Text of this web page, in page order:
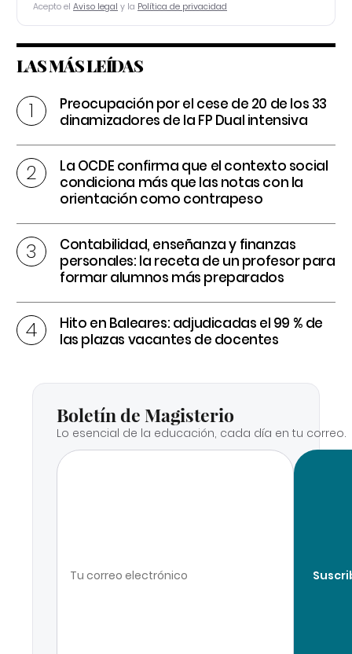
Acepto el Aviso legal y la Política de privacidad
LAS MÁS LEÍDAS
Preocupación por el cese de 20 de los 33
dinamizadores de la FP Dual intensiva
La OCDE confirma que el contexto social
condiciona más que las notas con la
orientación como contrapeso
Contabilidad, enseñanza y finanzas
personales: la receta de un profesor para
formar alumnos más preparados
Hito en Baleares: adjudicadas el 99 % de
las plazas vacantes de docentes
Boletín de Magisterio
Lo esencial de la educación, cada día en tu correo.